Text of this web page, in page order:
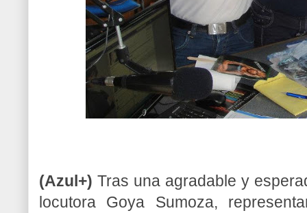
(Azul+) Tras una agradable y
locutora Goya Sumoza,